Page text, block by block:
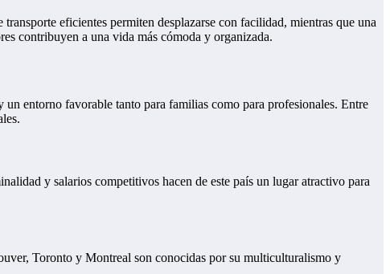
eficientes permiten desplazarse con facilidad, mientras que una
contribuyen a una vida más cómoda y organizada.
entorno favorable tanto para familias como para profesionales. Entre
y salarios competitivos hacen de este país un lugar atractivo para
Toronto y Montreal son conocidas por su multiculturalismo y